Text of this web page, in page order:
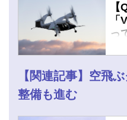
っ
-
【関連記事】空飛
整備も進む